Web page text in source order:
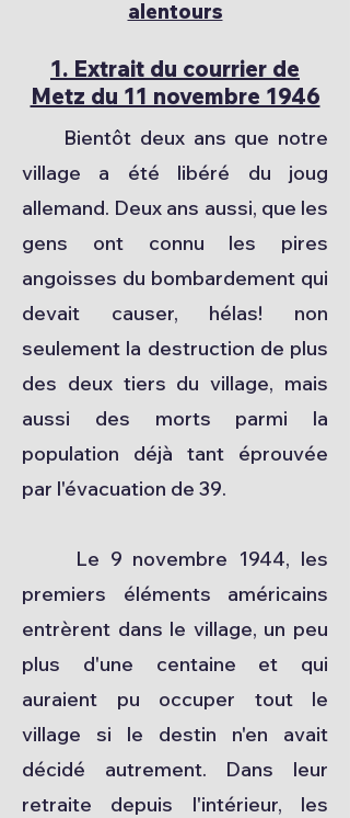
alentours
1. Extrait du courrier de
Metz du 11 novembre 1946
Bientôt deux ans que notre
village a été libéré du joug
allemand. Deux ans aussi, que les
gens ont connu les pires
angoisses du bombardement qui
devait causer, hélas! non
seulement la destruction de plus
des deux tiers du village, mais
aussi des morts parmi la
population déjà tant éprouvée
par l'évacuation de 39.
Le 9 novembre 1944, les
premiers éléments américains
entrèrent dans le village, un peu
plus d'une centaine et qui
auraient pu occuper tout le
village si le destin n'en avait
décidé autrement. Dans leur
retraite depuis l'intérieur, les